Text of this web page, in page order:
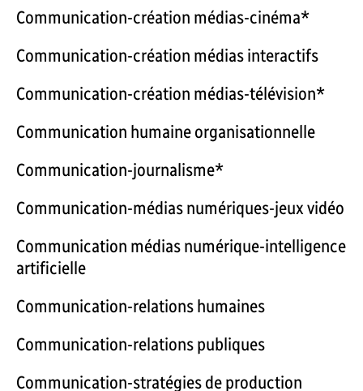
Communication-création médias-cinéma*
Communication-création médias interactifs
Communication-création médias-télévision*
Communication humaine organisationnelle
Communication-journalisme*
Communication-médias numériques-jeux vidéo
Communication médias numérique-intelligence
artificielle
Communication-relations humaines
Communication-relations publiques
Communication-stratégies de production